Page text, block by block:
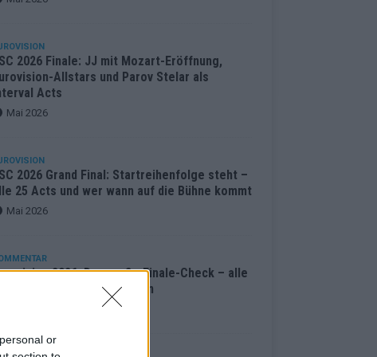
or
2026 Finale: JJ mit Mozart-Eröffnung,
Allstars und Parov Stelar als
Acts
Mai 2026
2026 Grand Final: Startreihenfolge steht –
25 Acts und wer wann auf die Bühne kommt
Mai 2026
2026: Der große Finale-Check – alle
25 Acts und ihre Siegchancen